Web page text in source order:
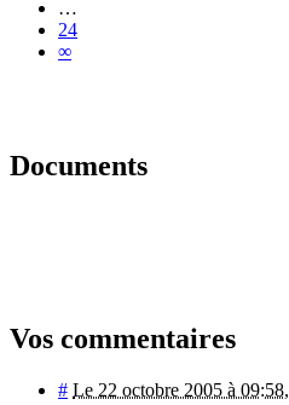
…
24
∞
Documents
Vos commentaires
# Le 22 octobre 2005 à 09:58,